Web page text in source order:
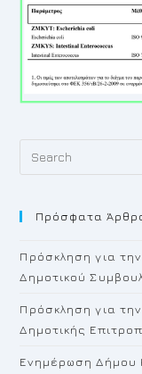
Πρόσφατα
Πρόσκληση για
Δημοτικού
Πρόσκληση για
Δημοτικής
Ενημέρωση Δήμου